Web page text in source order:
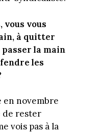
vous vous
à quitter
la main
les
en novembre
de rester
vois pas à la